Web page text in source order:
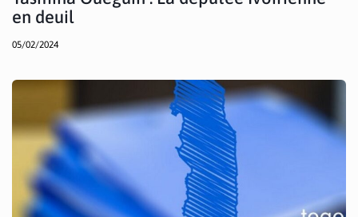
en deuil
05/02/2024